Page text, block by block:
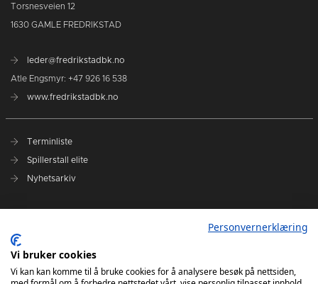
Torsnesveien 12
1630 GAMLE FREDRIKSTAD
leder@fredrikstadbk.no
Atle Engsmyr: +47 926 16 538
www.fredrikstadbk.no
Terminliste
Spillerstall elite
Nyhetsarkiv
Instagram Elite
Instagram Rekrutt
Personvernerklæring
Vi bruker cookies
Vi kan kan komme til å bruke cookies for å analysere besøk på nettsiden,